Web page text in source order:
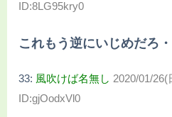
ID:8LG95kry0
これもう逆にいじめだろ・
33: 風吹けば名無し 2020/01/26(
ID:gjOodxVl0